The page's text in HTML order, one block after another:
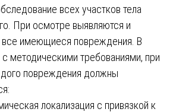
всех участков тела
При осмотре выявляются и
все имеющиеся повреждения. В
с методическими требованиями, при
повреждения должны
локализация с привязкой к